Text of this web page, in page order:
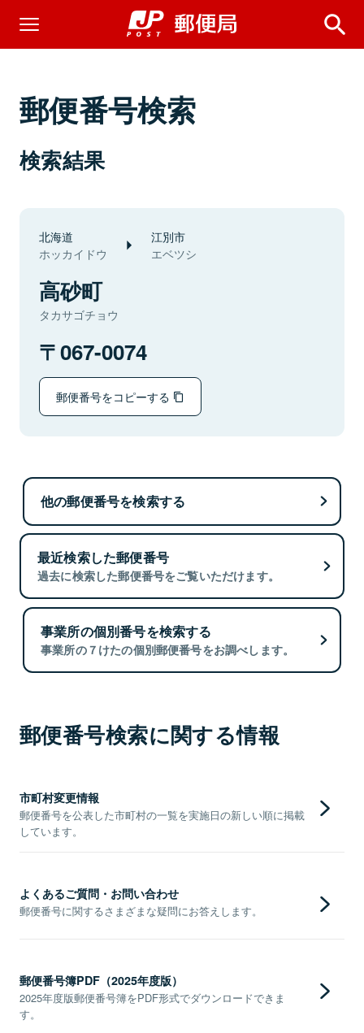
郵便番号検索
検索結果
北海道
ホッカイドウ
江別市
エベツシ
高砂町
タカサゴチョウ
067-0074
郵便番号をコピーする
他の郵便番号を検索する
最近検索した郵便番号
過去に検索した郵便番号をご覧いただけます。
事業所の個別番号を検索する
事業所の７けたの個別郵便番号をお調べします。
郵便番号検索に関する情報
市町村変更情報
郵便番号を公表した市町村の一覧を実施日の新しい順に掲載
しています。
よくあるご質問・お問い合わせ
郵便番号に関するさまざまな疑問にお答えします。
郵便番号簿PDF（2025年度版）
2025年度版郵便番号簿をPDF形式でダウンロードできま
す。